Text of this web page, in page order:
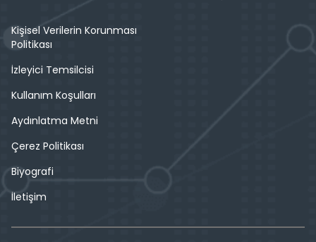
Kişisel Verilerin Korunması
Politikası
İzleyici Temsilcisi
Kullanım Koşulları
Aydınlatma Metni
Çerez Politikası
Biyografi
İletişim